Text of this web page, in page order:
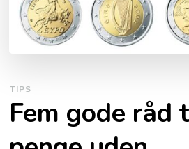
TIPS
Fem gode råd